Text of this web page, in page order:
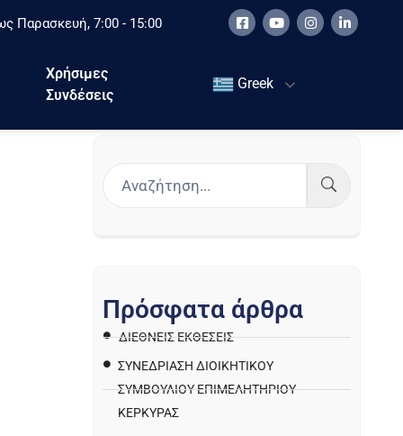
Παρασκευή, 7:00 - 15:00
Χρήσιμες
Συνδέσεις
Greek
Πρόσφατα άρθρα
ΔΙΕΘΝΕΙΣ ΕΚΘΕΣΕΙΣ
ΣΥΝΕΔΡΙΑΣΗ ΔΙΟΙΚΗΤΙΚΟΥ
ΣΥΜΒΟΥΛΙΟΥ ΕΠΙΜΕΛΗΤΗΡΙΟΥ
ΚΕΡΚΥΡΑΣ